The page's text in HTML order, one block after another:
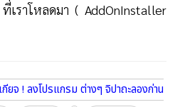
ราโหลดมา ( AddOnInstaller
ยจ ! ลงโปรแกรม ต่างๆ จิปาถะลองก่าน